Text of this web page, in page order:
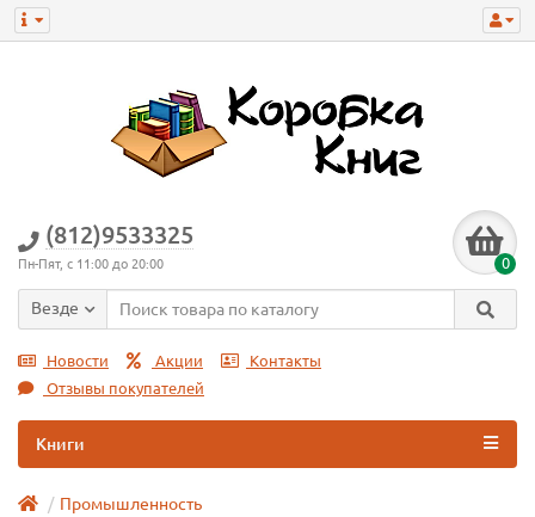
(812)9533325
Пн-Пят, с 11:00 до 20:00 0
Везде
Новости Акции
Контакты
Отзывы покупателей
Книги
Промышленность